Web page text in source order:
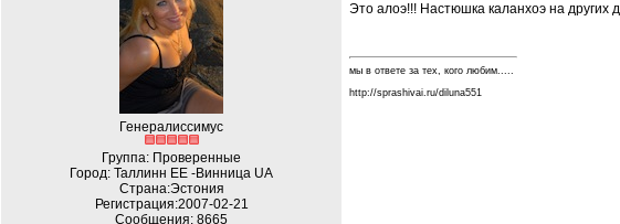
Генералиссимус
Группа: Проверенные
Город: Таллинн EE -Винница UA
Страна:Эстония
Регистрация:2007-02-21
Сообщения: 8665
Это алоэ!!! Настюшка каланхоэ на других
мы в ответе за тех, кого любим.....
http://sprashivai.ru/diluna551